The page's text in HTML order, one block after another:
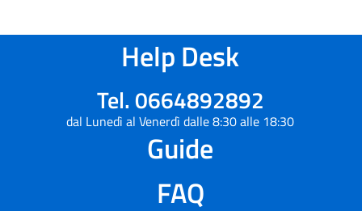
Help Desk
Tel. 0664892892
dal Lunedì al Venerdì dalle 8:30 alle 18:30
Guide
FAQ